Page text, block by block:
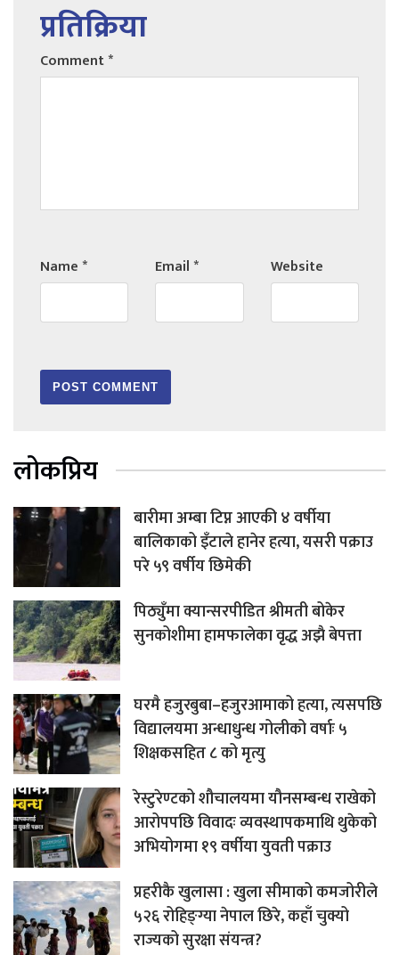
प्रतिक्रिया
Comment*
Name* Email* Website
लोकप्रिय
बारीमा अम्बा टिप्न आएकी ४ वर्षीया
बालिकाको इँटाले हानेर हत्या, यसरी पक्राउ
परे ५९ वर्षीय छिमेकी
पिठ्युँमा क्यान्सरपीडित श्रीमती बोकेर
सुनकोशीमा हामफालेका वृद्ध अझै बेपत्ता
घरमै हजुरबुबा–हजुरआमाको हत्या, त्यसपछि
विद्यालयमा अन्धाधुन्ध गोलीको वर्षाः ५
शिक्षकसहित ८ को मृत्यु
रेस्टुरेण्टको शौचालयमा यौनसम्बन्ध राखेको
आरोपपछि विवादः व्यवस्थापकमाथि थुकेको
अभियोगमा १९ वर्षीया युवती पक्राउ
प्रहरीकै खुलासा : खुला सीमाको कमजोरीले
५२६ रोहिङ्ग्या नेपाल छिरे, कहाँ चुक्यो
राज्यको सुरक्षा संयन्त्र?